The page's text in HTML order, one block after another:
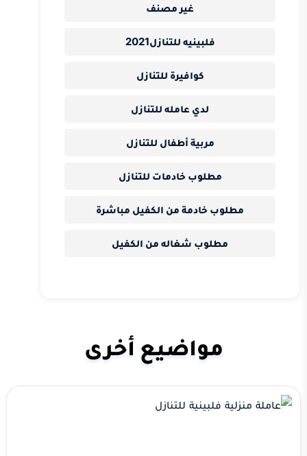
غير مصنف
فلبينيه للتنازل2021
كوافيرة للتنازل
لدي عامله للتنازل
مربية أطفال للتنازل
مطلوب خادمات للتنازل
مطلوب خادمة من الكفيل مباشرة
مطلوب شغاله من الكفيل
مواضيع أخرى